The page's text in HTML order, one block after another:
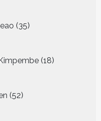
35
producten
18
producten
52
producten